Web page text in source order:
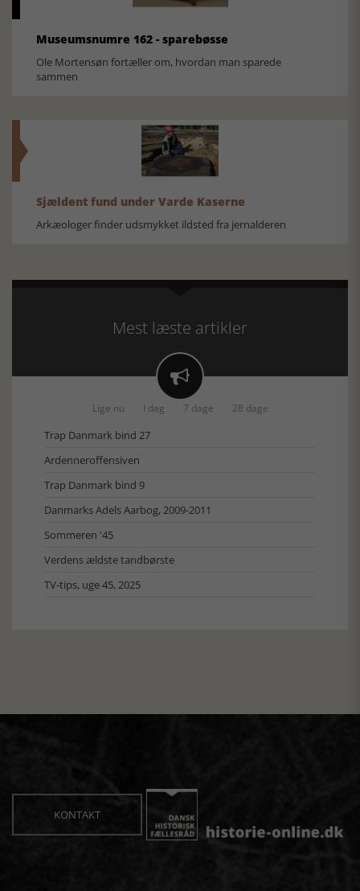
Museumsnumre 162 - sparebøsse
Ole Mortensøn fortæller om, hvordan man sparede
sammen
Sjældent fund under Varde Kaserne
Arkæologer finder udsmykket ildsted fra jernalderen
Mest læste artikler

Lige nu I dag 7 dage 28 dage
Trap Danmark bind 27
Ardenneroffensiven
Trap Danmark bind 9
Danmarks Adels Aarbog, 2009-2011
Sommeren '45
Verdens ældste tandbørste
TV-tips, uge 45, 2025
KONTAKT